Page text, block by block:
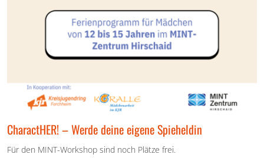
CharactHER! – Werde deine eigene Spieheldin
Für den MINT-Workshop sind noch Plätze frei.